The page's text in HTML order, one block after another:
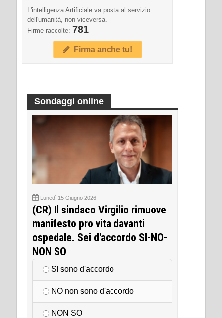
L'intelligenza Artificiale va posta al servizio
dell'umanità, non viceversa.
Firme raccolte: 781
Firma anche tu!
Sondaggi online
Lunedì 15 Giugno 2026
(CR) Il sindaco Virgilio rimuove
manifesto pro vita davanti
ospedale. Sei d'accordo SI-NO-
NON SO
SI sono d'accordo
NO non sono d'accordo
NON SO